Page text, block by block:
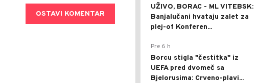
OSTAVI KOMENTAR
UŽIVO, BORAC - ML VITEBSK:
Banjalučani hvataju zalet za
plej-of Konferen...
Pre 6 h
Borcu stigla "čestitka" iz
UEFA pred dvomeč sa
Bjelorusima: Crveno-plavi...